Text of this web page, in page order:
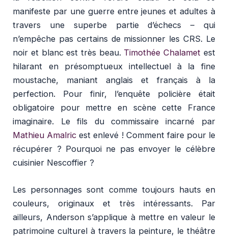
manifeste par une guerre entre jeunes et adultes à
travers une superbe partie d’échecs – qui
n’empêche pas certains de missionner les CRS. Le
noir et blanc est très beau. Timothée Chalamet est
hilarant en présomptueux intellectuel à la fine
moustache, maniant anglais et français à la
perfection. Pour finir, l’enquête policière était
obligatoire pour mettre en scène cette France
imaginaire. Le fils du commissaire incarné par
Mathieu Amalric est enlevé ! Comment faire pour le
récupérer ? Pourquoi ne pas envoyer le célèbre
cuisinier Nescoffier ?
Les personnages sont comme toujours hauts en
couleurs, originaux et très intéressants. Par
ailleurs, Anderson s’applique à mettre en valeur le
patrimoine culturel à travers la peinture, le théâtre